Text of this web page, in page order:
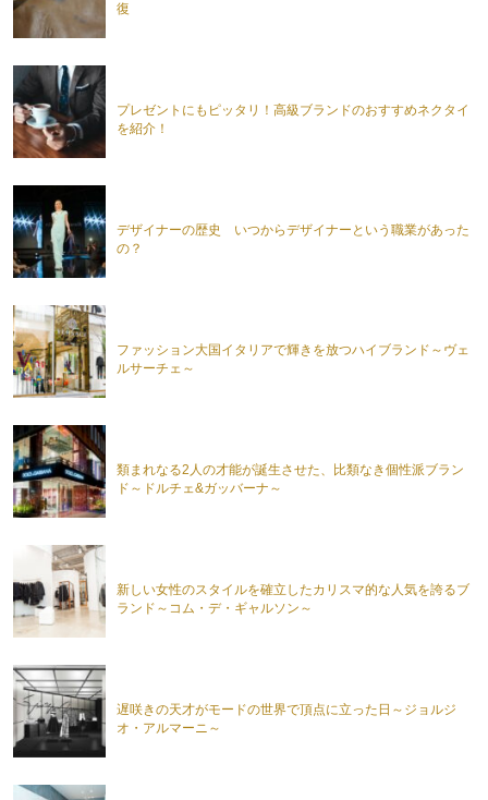
復
プレゼントにもピッタリ！高級ブランドのおすすめネクタイ
を紹介！
デザイナーの歴史 いつからデザイナーという職業があった
の？
ファッション大国イタリアで輝きを放つハイブランド～ヴェ
ルサーチェ～
類まれなる2人の才能が誕生させた、比類なき個性派ブラン
ド～ドルチェ&ガッバーナ～
新しい女性のスタイルを確立したカリスマ的な人気を誇るブ
ランド～コム・デ・ギャルソン～
遅咲きの天才がモードの世界で頂点に立った日～ジョルジ
オ・アルマーニ～